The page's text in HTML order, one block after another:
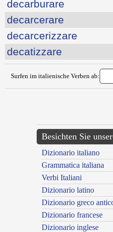
decarburare
decarcerare
decarcerizzare
decatizzare
Surfen im italienische Verben ab:
Besichten Sie
Dizionario italiano
Grammatica italiana
Verbi Italiani
Dizionario latino
Dizionario greco
Dizionario francese
Dizionario inglese